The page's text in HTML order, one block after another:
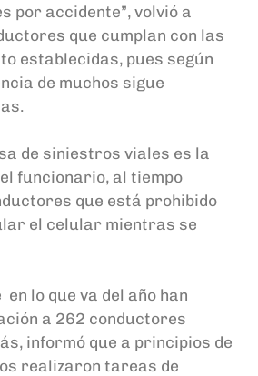
por accidente”, volvió a
que cumplan con las
establecidas, pues según
de muchos sigue
de siniestros viales es la
funcionario, al tiempo
que está prohibido
el celular mientras se
en lo que va del año han
a 262 conductores
informó que a principios de
realizaron tareas de